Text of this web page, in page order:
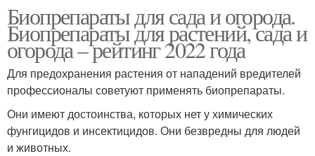
Биопрепараты для сада и огорода.
Биопрепараты для растений, сада и
огорода – рейтинг 2022 года
Для предохранения растения от нападений вредителей
профессионалы советуют применять биопрепараты.
Они имеют достоинства, которых нет у химических
фунгицидов и инсектицидов. Они безвредны для людей
и животных.